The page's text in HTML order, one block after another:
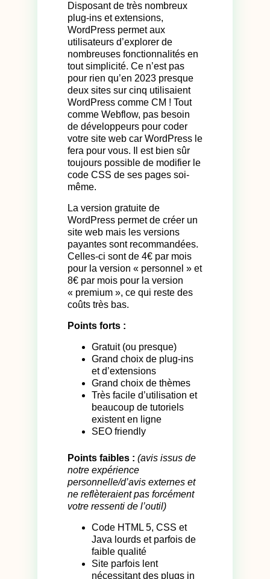
Disposant de très nombreux
plug-ins et extensions,
WordPress permet aux
utilisateurs d’explorer de
nombreuses fonctionnalités en
tout simplicité. Ce n’est pas
pour rien qu’en 2023 presque
deux sites sur cinq utilisaient
WordPress comme CM ! Tout
comme Webflow, pas besoin
de développeurs pour coder
votre site web car WordPress le
fera pour vous. Il est bien sûr
toujours possible de modifier le
code CSS de ses pages soi-
même.
La version gratuite de
WordPress permet de créer un
site web mais les versions
payantes sont recommandées.
Celles-ci sont de 4€ par mois
pour la version « personnel » et
8€ par mois pour la version
« premium », ce qui reste des
coûts très bas.
Points forts :
Gratuit (ou presque)
Grand choix de plug-ins
et d’extensions
Grand choix de thèmes
Très facile d’utilisation et
beaucoup de tutoriels
existent en ligne
SEO friendly
Points faibles : (avis issus de
notre expérience
personnelle/d’avis externes et
ne reflèteraient pas forcément
votre ressenti de l’outil)
Code HTML 5, CSS et
Java lourds et parfois de
faible qualité
Site parfois lent
nécessitant des plugs in